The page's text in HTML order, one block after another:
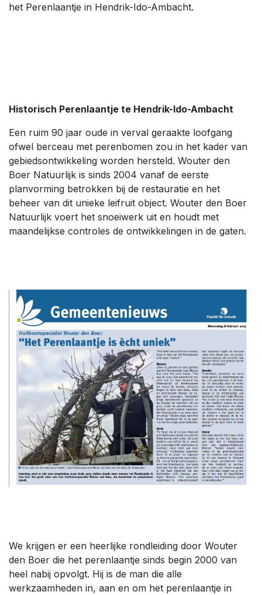
het Perenlaantje in Hendrik-Ido-Ambacht.
Historisch Perenlaantje te Hendrik-Ido-Ambacht
Een ruim 90 jaar oude in verval geraakte loofgang
ofwel berceau met perenbomen zou in het kader van
gebiedsontwikkeling worden hersteld. Wouter den
Boer Natuurlijk is sinds 2004 vanaf de eerste
planvorming betrokken bij de restauratie en het
beheer van dit unieke leifruit object. Wouter den Boer
Natuurlijk voert het snoeiwerk uit en houdt met
maandelijkse controles de ontwikkelingen in de gaten.
We krijgen er een heerlijke rondleiding door Wouter
den Boer die het perenlaantje sinds begin 2000 van
heel nabij opvolgt. Hij is de man die alle
werkzaamheden in, aan en om het perenlaantje in